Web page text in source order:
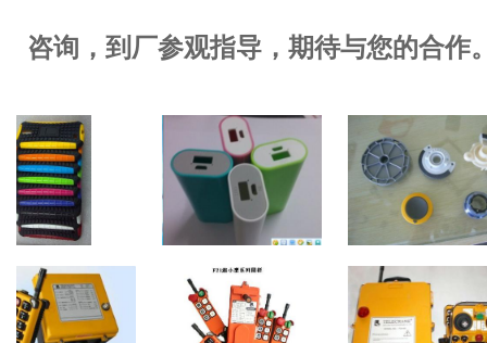
咨询，到厂参观指导，期待与您的合作